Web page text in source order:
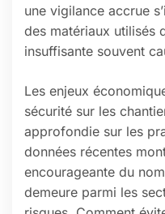
une vigilance accrue
des matériaux utilisés
insuffisante souvent
Les enjeux
sécurité sur les
approfondie sur les
données récentes
encourageante du
demeure parmi les